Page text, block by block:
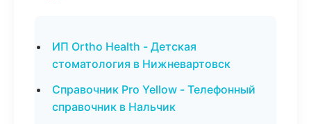
ИП Ortho Health - Детская
стоматология в Нижневартовск
Справочник Pro Yellow - Телефонный
справочник в Нальчик